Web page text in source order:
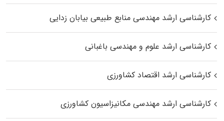
کارشناسی ارشد مهندسی منابع طبیعی بیابان زدایی
کارشناسی ارشد علوم و مهندسی باغبانی
کارشناسی ارشد اقتصاد کشاورزی
کارشناسی ارشد مهندسی مکانیزاسیون کشاورزی